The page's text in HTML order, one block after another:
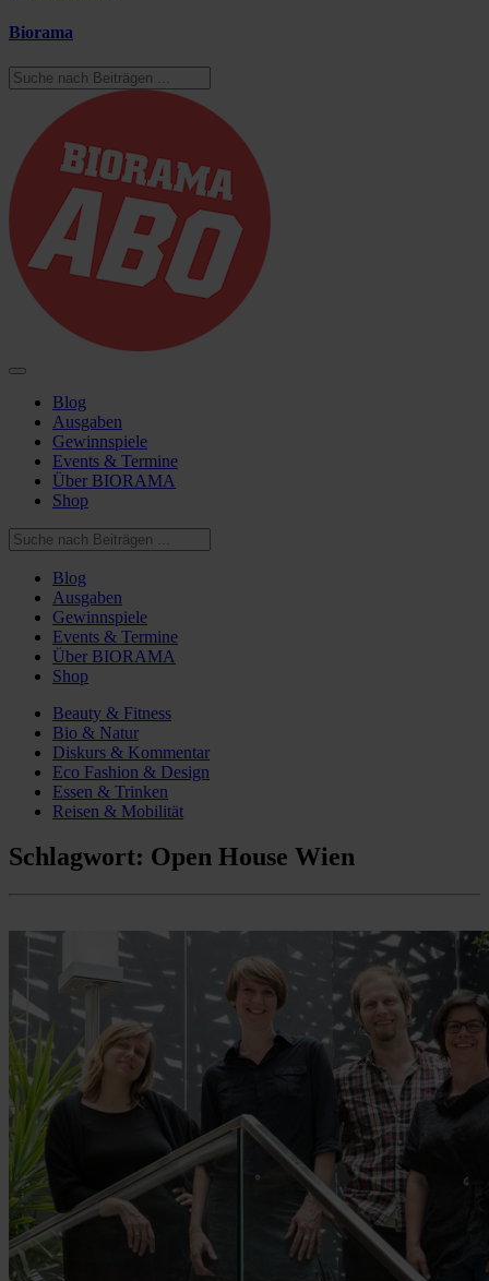
Biorama
Blog
Ausgaben
Gewinnspiele
Events & Termine
Über BIORAMA
Shop
Blog
Ausgaben
Gewinnspiele
Events & Termine
Über BIORAMA
Shop
Beauty & Fitness
Bio & Natur
Diskurs & Kommentar
Eco Fashion & Design
Essen & Trinken
Reisen & Mobilität
Schlagwort: Open House Wien